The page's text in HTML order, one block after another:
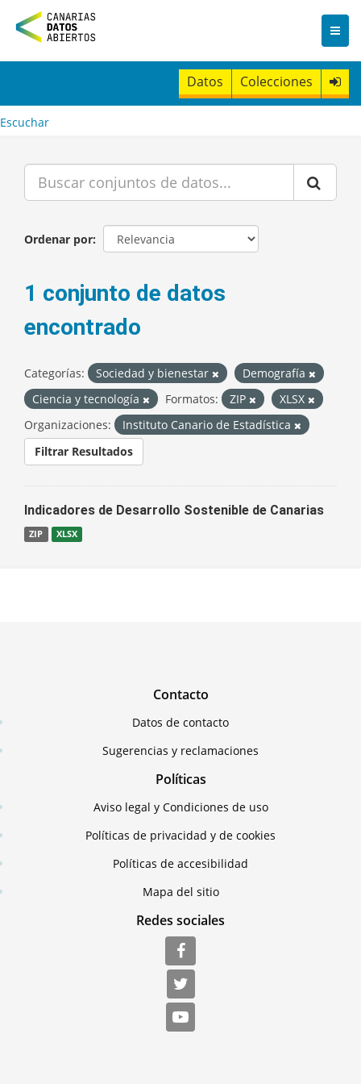
n
t
Datos Colecciones
Escuchar
Ordenar por
1 conjunto de datos
encontrado
Categorías: Sociedad y bienestar
Demografía
Ciencia y tecnología
Formatos: ZIP
XLSX
Organizaciones:
Instituto Canario de Estadística
Filtrar Resultados
Indicadores de Desarrollo Sostenible de Canarias
ZIP XLSX
Contacto
Datos de contacto
Sugerencias y reclamaciones
Políticas
Aviso legal y Condiciones de uso
Políticas de privacidad y de cookies
Políticas de accesibilidad
Mapa del sitio
Redes sociales